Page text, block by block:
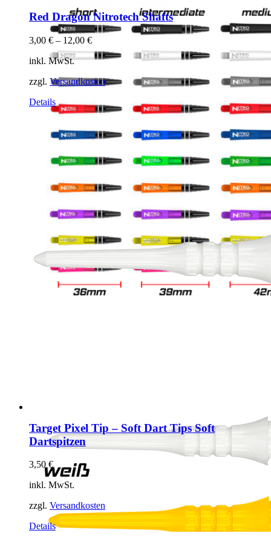
Red Dragon Nitrotech Shafts
3,00 € – 12,00 €
inkl. MwSt.
zzgl. Versandkosten
Dieses
Produkt
mehrere
können
Produktseite
werden
Details
Target Pixel Tip – Soft Dart Tips Soft
Dartspitzen
3,50€
inkl. MwSt.
zzgl. Versandkosten
Dieses
Details